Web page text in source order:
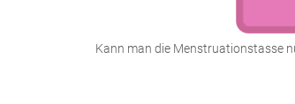
Kann man die Menstruationstasse